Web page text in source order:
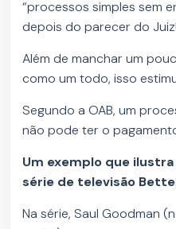
“processos simples sem
depois do parecer do
Além de manchar um
como um todo, isso
Segundo a OAB, um
não pode ter o
Um exemplo que
série de televisão
Na série, Saul Goodman